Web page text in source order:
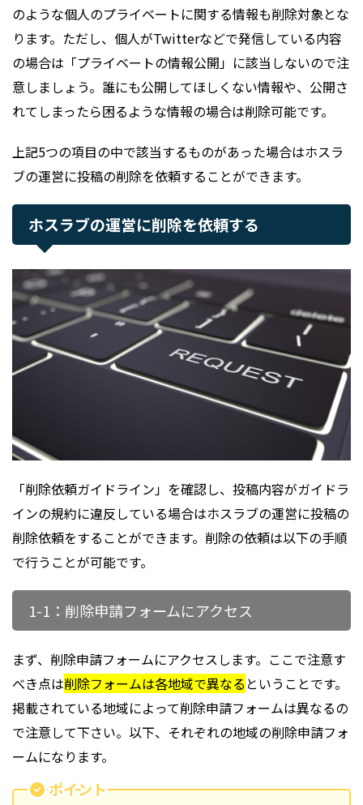
のような個人のプライベートに関する情報も削除対象とな
ります。ただし、個人がTwitterなどで発信している内容
の場合は「プライベートの情報公開」に該当しないので注
意しましょう。誰にも公開してほしくない情報や、公開さ
れてしまったら困るような情報の場合は削除可能です。
上記5つの項目の中で該当するものがあった場合はホスラ
ブの運営に投稿の削除を依頼することができます。
ホスラブの運営に削除を依頼する
「削除依頼ガイドライン」を確認し、投稿内容がガイドラ
インの規約に違反している場合はホスラブの運営に投稿の
削除依頼をすることができます。削除の依頼は以下の手順
で行うことが可能です。
1-1：削除申請フォームにアクセス
まず、削除申請フォームにアクセスします。ここで注意す
べき点は削除フォームは各地域で異なる ということです。
掲載されている地域によって削除申請フォームは異なるの
で注意して下さい。以下、それぞれの地域の削除申請フォ
ームになります。
ポイント